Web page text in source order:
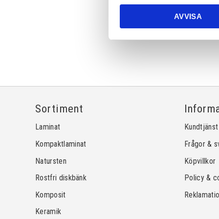
AVVISA
Sortiment
Laminat
Kompaktlaminat
Natursten
Rostfri diskbänk
Komposit
Keramik
Kundtjänst
Frågor &
Köpvillkor
Policy &